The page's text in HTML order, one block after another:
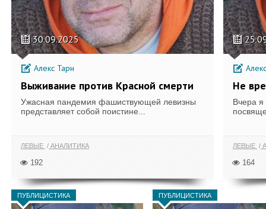
30.09.2025
Алекс Тарн
Выживание против Красной смерти
Ужасная пандемия фашиствующей левизны
представляет собой поистине...
ЛЕВЫЕ АНАЛИТИКА
192
Не
Вчера
ЛЕВЫЕ
164
ПУБЛИЦИСТИКА ПУБЛИЦИСТИКА